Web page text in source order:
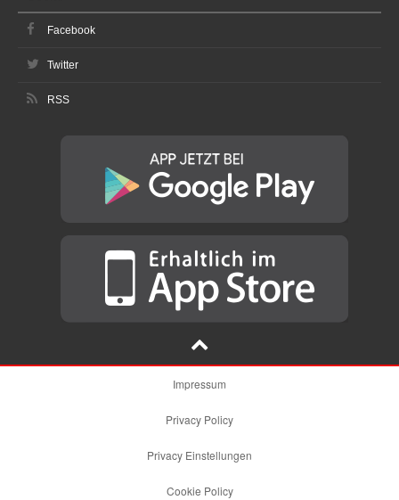
Facebook
Twitter
RSS
Impressum
Privacy Policy
Privacy Einstellungen
Cookie Policy